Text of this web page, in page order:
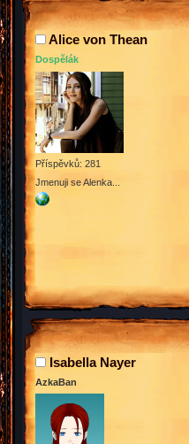
Alice von Thean
Dospělák
Příspěvků: 281
Jmenuji se Alenka...
Isabella Nayer
AzkaBan